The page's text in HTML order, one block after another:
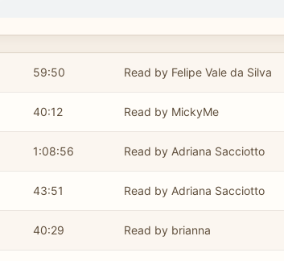
59:50 Read by Felipe Vale da Silva
40:12 Read by MickyMe
1:08:56 Read by Adriana Sacciotto
43:51 Read by Adriana Sacciotto
40:29 Read by brianna